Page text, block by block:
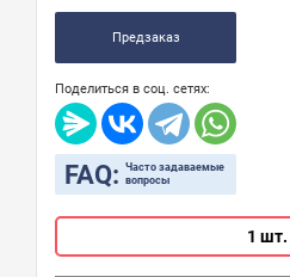
Предзаказ
Поделиться в соц. сетях:
FAQ: Часто задаваемые
вопросы
1 шт.